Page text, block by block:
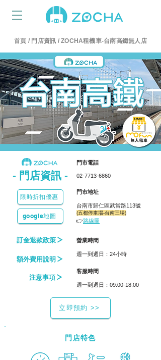
首頁 / 門店資訊 / ZOCHA租機車-台南高鐵無人店
-​ 門店資訊 -
限時折扣優惠
google地圖
訂金退款政策
額外費用說明
注意事項
​門市電話
02-7713-6860
​門市地址
台南市歸仁區武當路113號
(五都停車場-台南三場)
👉路線圖
​營業時間
週一到週日：24小時
​客服時間
週一到週日：09:00-18:00
立即預約 >>
門店特色